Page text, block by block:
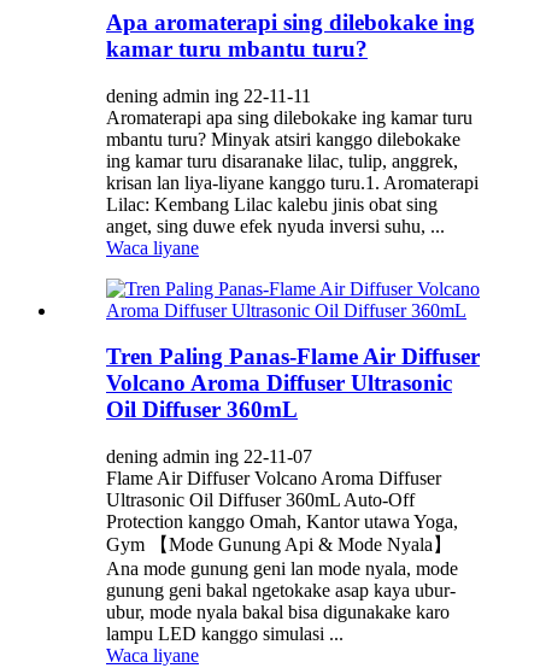
Apa aromaterapi sing dilebokake ing
kamar turu mbantu turu?
dening admin ing 22-11-11
Aromaterapi apa sing dilebokake ing kamar turu
mbantu turu? Minyak atsiri kanggo dilebokake
ing kamar turu disaranake lilac, tulip, anggrek,
krisan lan liya-liyane kanggo turu.1. Aromaterapi
Lilac: Kembang Lilac kalebu jinis obat sing
anget, sing duwe efek nyuda inversi suhu, ...
Waca liyane
Tren Paling Panas-Flame Air Diffuser
Volcano Aroma Diffuser Ultrasonic
Oil Diffuser 360mL
dening admin ing 22-11-07
Flame Air Diffuser Volcano Aroma Diffuser
Ultrasonic Oil Diffuser 360mL Auto-Off
Protection kanggo Omah, Kantor utawa Yoga,
Gym 【Mode Gunung Api & Mode Nyala】
Ana mode gunung geni lan mode nyala, mode
gunung geni bakal ngetokake asap kaya ubur-
ubur, mode nyala bakal bisa digunakake karo
lampu LED kanggo simulasi ...
Waca liyane